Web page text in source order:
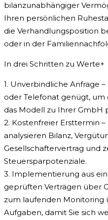
bilanzunabhängiger
Ihren persönlichen
die Verhandlungsposition
oder in der
In drei Schritten zu Werte+
1. Unverbindliche Anfrage
oder Telefonat genügt,
das Modell zu Ihrer GmbH
2. Kostenfreier Ersttermin
analysieren Bilanz,
Gesellschaftervertrag und
Steuersparpotenziale.
3. Implementierung aus
geprüften Verträgen über
zum laufenden Monitoring
Aufgaben, damit Sie sich